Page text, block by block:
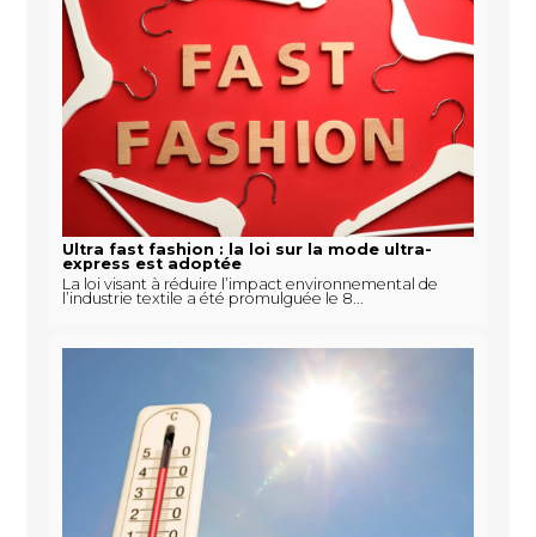
Ultra fast fashion : la loi sur la mode ultra-
express est adoptée
La loi visant à réduire l’impact environnemental de
l’industrie textile a été promulguée le 8...